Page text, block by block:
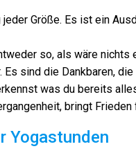
Größe. Es ist ein
so, als wäre
sind die Dankbaren,
was du bereits
bringt
Yogastunden